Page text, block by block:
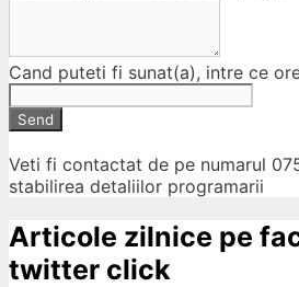
Cand puteti fi sunat(a), intre ce
Send
Veti fi contactat de pe numarul
stabilirea detaliilor programarii
Articole zilnice pe
twitter click